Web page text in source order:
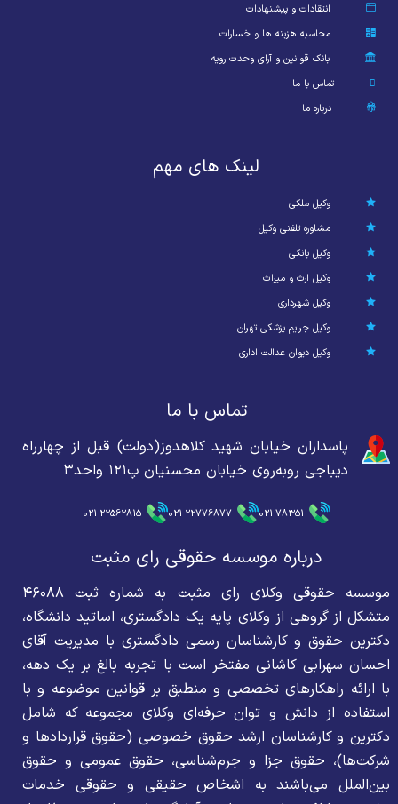
انتقادات و پیشنهادات
محاسبه هزینه ها و خسارات
بانک قوانین و آرای وحدت رویه
تماس با ما
درباره ما
لینک های مهم
وکیل ملکی
مشاوره تلفنی وکیل
وکیل بانکی
وکیل ارث و میراث
وکیل شهرداری
وکیل جرایم پزشکی تهران
وکیل دیوان عدالت اداری
تماس با ما
پاسداران خیابان شهید کلاهدوز(دولت) قبل از چهارراه
دیباجی روبه‌روی خیابان محسنیان پ۱۲۱ واحد۳
021-78351
021-22776877
021-22562815
درباره موسسه حقوقی رای مثبت
موسسه حقوقی وکلای رای مثبت به شماره ثبت ۴۶۰۸۸
متشکل از گروهی از وکلای پایه یک دادگستری، اساتید دانشگاه،
دکترین حقوق و کارشناسان رسمی دادگستری با مدیریت آقای
احسان سهرابی کاشانی مفتخر است با تجربه بالغ بر یک دهه،
با ارائه راهکارهای تخصصی و منطبق بر قوانین موضوعه و با
استفاده از دانش و توان حرفه‌ای وکلای مجموعه که شامل
دکترین و کارشناسان ارشد حقوق خصوصی (حقوق قراردادها و
شرکت‌ها)، حقوق جزا و جرم‌شناسی، حقوق عمومی و حقوق
بین‌الملل می‌باشند به اشخاص حقیقی و حقوقی خدمات